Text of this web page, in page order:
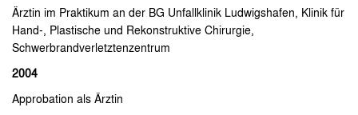
Ärztin im Praktikum an der BG Unfallklinik Ludwigshafen, Klinik für
Hand-, Plastische und Rekonstruktive Chirurgie,
Schwerbrandverletztenzentrum
2004
Approbation als Ärztin